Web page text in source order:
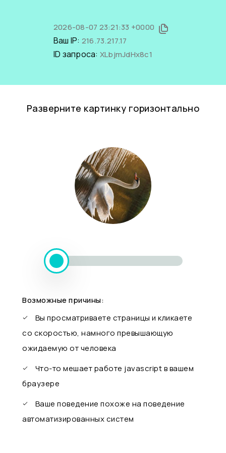
2026-08-07 23:21:33 +0000
Ваш IP: 216.73.217.17
ID запроса: XLbjmJdHx8c1
Разверните картинку горизонтально
Возможные причины:
Вы просматриваете страницы и кликаете
со скоростью, намного превышающую
ожидаемую от человека
Что-то мешает работе javascript в вашем
браузере
Ваше поведение похоже на поведение
автоматизированных систем